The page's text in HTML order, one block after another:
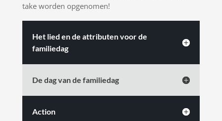
take worden opgenomen!
Het lied en de attributen voor de
familiedag
De dag van de familiedag
Action